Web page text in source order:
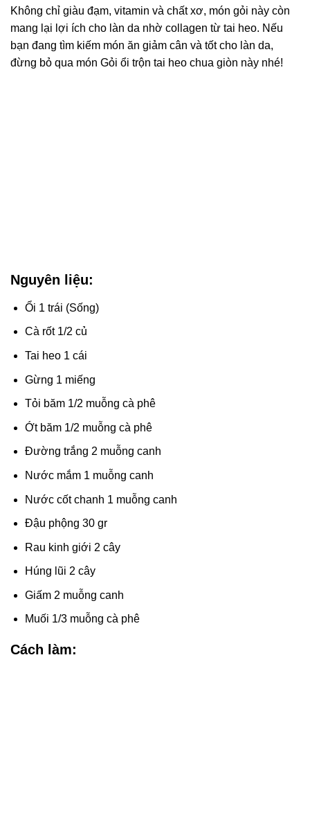
Không chỉ giàu đạm, vitamin và chất xơ, món gỏi này còn
mang lại lợi ích cho làn da nhờ collagen từ tai heo. Nếu
bạn đang tìm kiếm món ăn giảm cân và tốt cho làn da,
đừng bỏ qua món Gỏi ổi trộn tai heo chua giòn này nhé!
Nguyên liệu:
Ổi 1 trái (Sống)
Cà rốt 1/2 củ
Tai heo 1 cái
Gừng 1 miếng
Tỏi băm 1/2 muỗng cà phê
Ớt băm 1/2 muỗng cà phê
Đường trắng 2 muỗng canh
Nước mắm 1 muỗng canh
Nước cốt chanh 1 muỗng canh
Đậu phộng 30 gr
Rau kinh giới 2 cây
Húng lũi 2 cây
Giấm 2 muỗng canh
Muối 1/3 muỗng cà phê
Cách làm: